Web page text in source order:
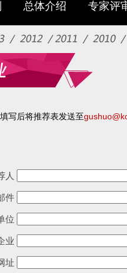
总体介绍 专家评
写后将推荐表发送至
人
件
位
业
址